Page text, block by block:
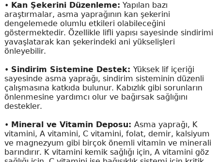
• Kan Şekerini Düzenleme: Yapılan bazı
araştırmalar, asma yaprağının kan şekerini
dengelemede olumlu etkileri olabileceğini
göstermektedir. Özellikle lifli yapısı sayesinde sindirimi
yavaşlatarak kan şekerindeki ani yükselişleri
önleyebilir.
• Sindirim Sistemine Destek: Yüksek lif içeriği
sayesinde asma yaprağı, sindirim sisteminin düzenli
çalışmasına katkıda bulunur. Kabızlık gibi sorunların
önlenmesine yardımcı olur ve bağırsak sağlığını
destekler.
• Mineral ve Vitamin Deposu: Asma yaprağı, K
vitamini, A vitamini, C vitamini, folat, demir, kalsiyum
ve magnezyum gibi birçok önemli vitamin ve minerali
barındırır. K vitamini kemik sağlığı için, A vitamini göz